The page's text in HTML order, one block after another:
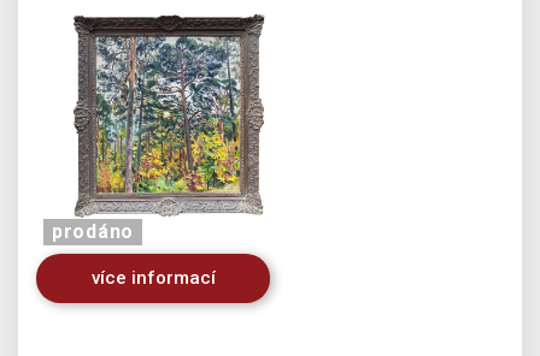
prodáno
více informací